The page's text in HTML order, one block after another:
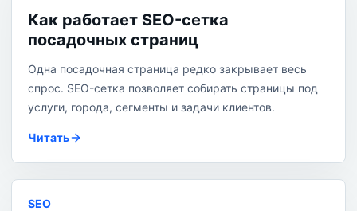
Как работает SEO-сетка
посадочных страниц
Одна посадочная страница редко закрывает весь
спрос. SEO-сетка позволяет собирать страницы под
услуги, города, сегменты и задачи клиентов.
Читать
SEO